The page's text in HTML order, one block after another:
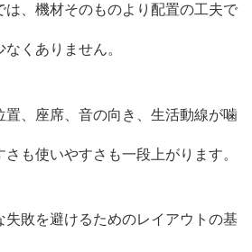
は、機材そのものより配置の工夫で
くありません。
置、座席、音の向き、生活動線が噛
も使いやすさも一段上がります。
失敗を避けるためのレイアウトの基